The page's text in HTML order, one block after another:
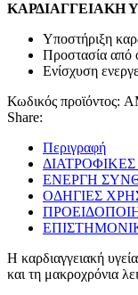
ΚΑΡΔΙΑΓΓΕΙΑΚΗ
Υποστήριξη
Προστασία από
Ενίσχυση
Κωδικός προϊόντος:
Share:
Περιγραφή
ΕΝΕΡΓΗ
ΟΔΗΓΙΕΣ
Η καρδιαγγειακή
και τη μακροχρόνια